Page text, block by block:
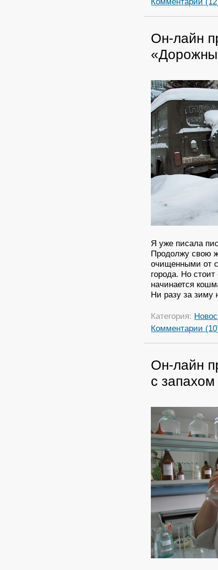
Он-лайн
Я уже писала
Продолжу свою
очищенными от
города. Но стоит
начинается
Ни разу за зиму
Категория:
Комментарии
Он-лайн
с